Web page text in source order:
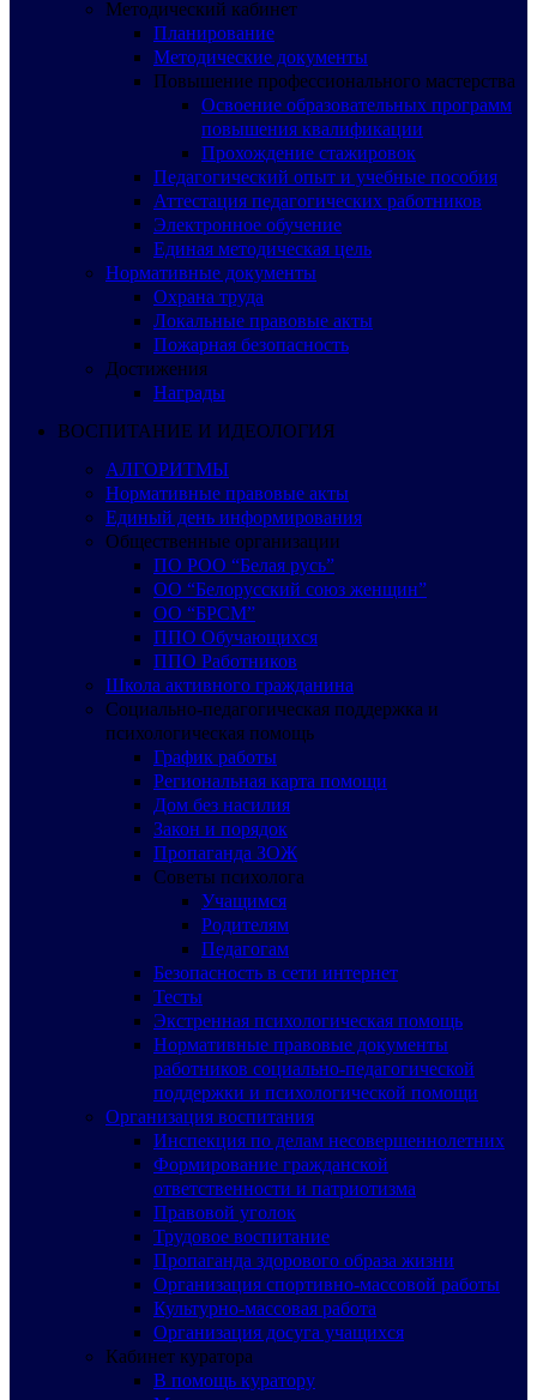
Методический кабинет
Планирование
Методические документы
Повышение профессионального мастерства
Освоение образовательных программ
повышения квалификации
Прохождение стажировок
Педагогический опыт и учебные пособия
Аттестация педагогических работников
Электронное обучение
Единая методическая цель
Нормативные документы
Охрана труда
Локальные правовые акты
Пожарная безопасность
Достижения
Награды
ВОСПИТАНИЕ И ИДЕОЛОГИЯ
АЛГОРИТМЫ
Нормативные правовые акты
Единый день информирования
Общественные организации
ПО РОО “Белая русь”
ОО “Белорусский союз женщин”
ОО “БРСМ”
ППО Обучающихся
ППО Работников
Школа активного гражданина
Социально-педагогическая поддержка и
психологическая помощь
График работы
Региональная карта помощи
Дом без насилия
Закон и порядок
Пропаганда ЗОЖ
Советы психолога
Учащимся
Родителям
Педагогам
Безопасность в сети интернет
Тесты
Экстренная психологическая помощь
Нормативные правовые документы
работников социально-педагогической
поддержки и психологической помощи
Организация воспитания
Инспекция по делам несовершеннолетних
Формирование гражданской
ответственности и патриотизма
Правовой уголок
Трудовое воспитание
Пропаганда здорового образа жизни
Организация спортивно-массовой работы
Культурно-массовая работа
Организация досуга учащихся
Кабинет куратора
В помощь куратору